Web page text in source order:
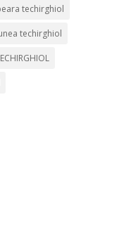
techirghiol
techirghiol